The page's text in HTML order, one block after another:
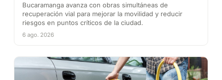
Bucaramanga avanza con obras simultáneas de
recuperación vial para mejorar la movilidad y reducir
riesgos en puntos críticos de la ciudad.
6 ago. 2026